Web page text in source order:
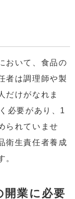
おいて、食品の
者は調理師や製
だけがなれま
必要があり、1
られていませ
衛生責任者養成
。
業に必要